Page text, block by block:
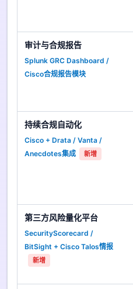
审计与合规报告
Splunk GRC Dashboard /
Cisco合规报告模块
持续合规自动化
Cisco + Drata / Vanta /
Anecdotes集成
新增
第三方风险量化平台
SecurityScorecard /
BitSight + Cisco Talos情报
新增